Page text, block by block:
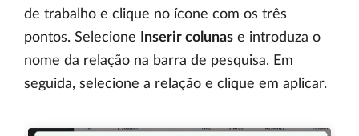
de trabalho e clique no ícone com os três
pontos. Selecione
Inserir colunas e introduza o
nome da relação na barra de pesquisa. Em
seguida, selecione a relação e clique em aplicar.